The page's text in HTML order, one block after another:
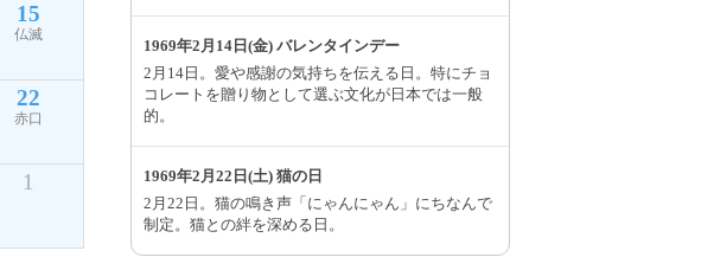
15
仏滅
22
赤口
1
1969年2月14日(金) バレンタインデー
2月14日。愛や感謝の気持ちを伝える日。特にチョ
コレートを贈り物として選ぶ文化が日本では一般
的。
1969年2月22日(土) 猫の日
2月22日。猫の鳴き声「にゃんにゃん」にちなんで
制定。猫との絆を深める日。